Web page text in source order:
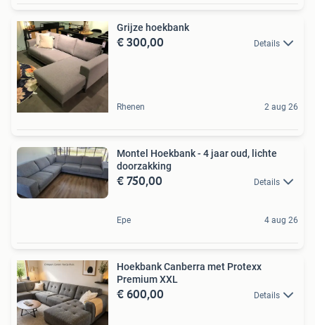
Grijze hoekbank
€ 300,00 Details
Rhenen 2 aug 26
Montel Hoekbank - 4 jaar oud, lichte
doorzakking
€ 750,00 Details
Epe 4 aug 26
Hoekbank Canberra met Protexx
Premium XXL
€ 600,00 Details